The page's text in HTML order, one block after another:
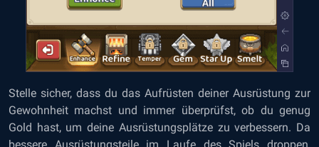
Stelle sicher, dass du das Aufrüsten deiner Ausrüstung zur
Gewohnheit machst und immer überprüfst, ob du genug
Gold hast, um deine Ausrüstungsplätze zu verbessern. Da